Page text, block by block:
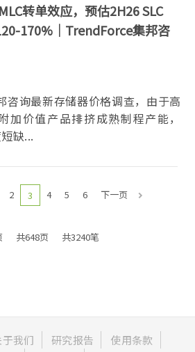
转单效应，预估2H26 SLC
170%｜TrendForce集邦咨
询最新存储器价格调查，由于高
加价值产品排挤成熟制程产能，
缺...
2 3 4 5 6 下一页
共648页 共3240笔
于我们 研究报告
使用条款